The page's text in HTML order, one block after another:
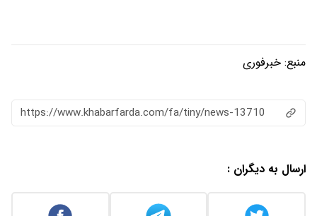
منبع: خبرفوری
https://www.khabarfarda.com/fa/tiny/news-13710
ارسال به دیگران :